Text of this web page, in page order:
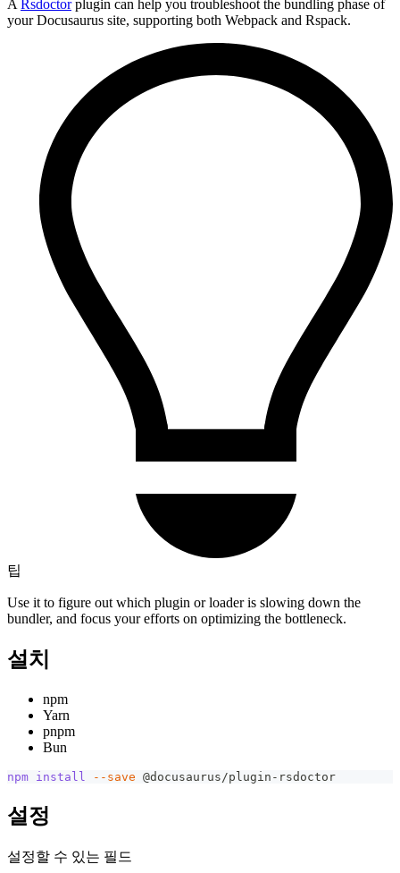
A Rsdoctorplugin can help you troubleshoot the bundling phase of
your Docusaurus site, supporting both Webpack and Rspack.
팁
Use it to figure out which plugin or loader is slowing down the
bundler, and focus your efforts on optimizing the bottleneck.
설치
npm
Yarn
pnpm
Bun
npm install --save @docusaurus/plugin-rsdoctor
설정
설정할 수 있는 필드